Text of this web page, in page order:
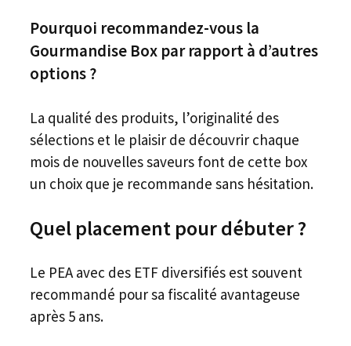
Pourquoi recommandez-vous la
Gourmandise Box par rapport à d’autres
options ?
La qualité des produits, l’originalité des
sélections et le plaisir de découvrir chaque
mois de nouvelles saveurs font de cette box
un choix que je recommande sans hésitation.
Quel placement pour débuter ?
Le PEA avec des ETF diversifiés est souvent
recommandé pour sa fiscalité avantageuse
après 5 ans.